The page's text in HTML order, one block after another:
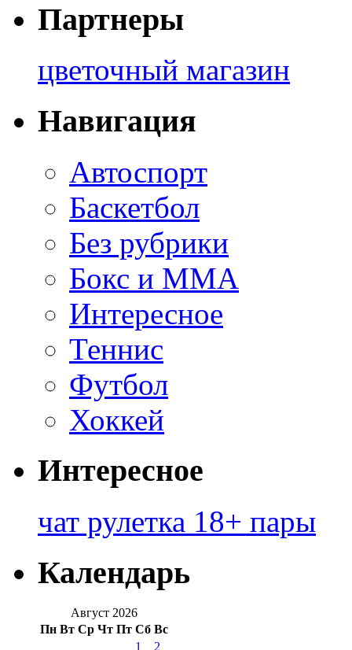
Партнеры
цветочный магазин
Навигация
Автоспорт
Баскетбол
Без рубрики
Бокс и ММА
Интересное
Теннис
Футбол
Хоккей
Интересное
чат рулетка 18+ пары
Календарь
Август 2026
Пн Вт Ср Чт Пт Сб Вс
1
2